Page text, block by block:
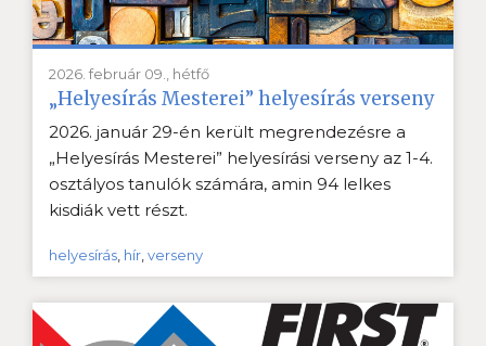
2026. február 09., hétfő
„Helyesírás Mesterei” helyesírás verseny
2026. január 29-én került megrendezésre a
„Helyesírás Mesterei” helyesírási verseny az 1-4.
osztályos tanulók számára, amin 94 lelkes
kisdiák vett részt.
helyesírás, hír,verseny